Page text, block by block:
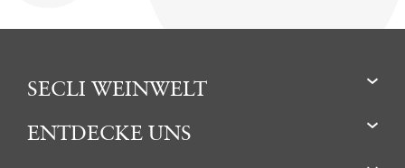
SECLI WEINWELT
ENTDECKE UNS